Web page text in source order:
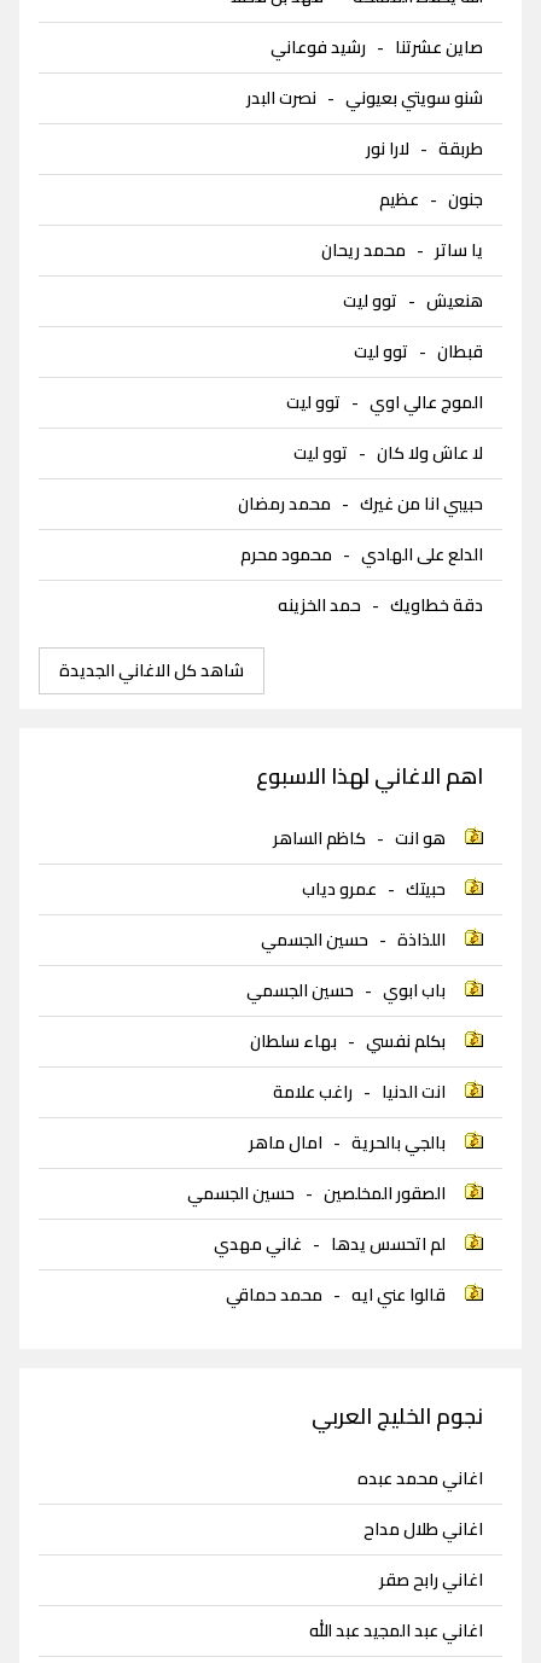
صاين عشرتنا - رشيد فوعاني
شنو سويتي بعيوني - نصرت البدر
طربقة - لارا نور
جنون - عظيم
يا ساتر - محمد ريحان
هنعيش - توو ليت
قبطان - توو ليت
الموج عالي اوي - توو ليت
لا عاش ولا كان - توو ليت
حبيبي انا من غيرك - محمد رمضان
الدلع على الهادي - محمود محرم
دقة خطاويك - حمد الخزينه
شاهد كل الاغاني الجديدة
اهم الاغاني لهذا الاسبوع
هو انت - كاظم الساهر
حبيتك - عمرو دياب
اللذاذة - حسين الجسمي
باب ابوي - حسين الجسمي
بكلم نفسي - بهاء سلطان
انت الدنيا - راغب علامة
بالجي بالحرية - امال ماهر
الصقور المخلصين - حسين الجسمي
لم اتحسس يدها - غاني مهدي
قالوا عني ايه - محمد حماقي
نجوم الخليج العربي
اغاني محمد عبده
اغاني طلال مداح
اغاني رابح صقر
اغاني عبد المجيد عبد الله